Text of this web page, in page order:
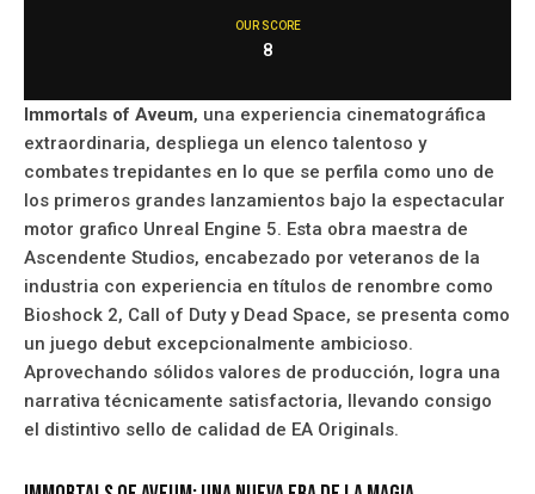
OUR SCORE
8
Immortals of Aveum, una experiencia cinematográfica
extraordinaria, despliega un elenco talentoso y
combates trepidantes en lo que se perfila como uno de
los primeros grandes lanzamientos bajo la espectacular
motor grafico Unreal Engine 5. Esta obra maestra de
Ascendente Studios, encabezado por veteranos de la
industria con experiencia en títulos de renombre como
Bioshock 2, Call of Duty y Dead Space, se presenta como
un juego debut excepcionalmente ambicioso.
Aprovechando sólidos valores de producción, logra una
narrativa técnicamente satisfactoria, llevando consigo
el distintivo sello de calidad de EA Originals.